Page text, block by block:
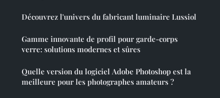
Découvrez l'univers du fabricant luminaire Lussiol
Gamme innovante de profil pour garde-corps
verre: solutions modernes et sûres
Quelle version du logiciel Adobe Photoshop est la
meilleure pour les photographes amateurs ?